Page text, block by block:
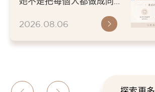
更適合自己的樣子。 現...
2026.08.06